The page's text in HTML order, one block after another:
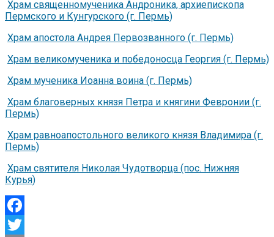
Храм священномученика Андроника, архиепископа
Пермского и Кунгурского (г. Пермь)
Храм апостола Андрея Первозванного (г. Пермь)
Храм великомученика и победоносца Георгия (г. Пермь)
Храм мученика Иоанна воина (г. Пермь)
Храм благоверных князя Петра и княгини Февронии (г.
Пермь)
Храм равноапостольного великого князя Владимира (г.
Пермь)
Храм святителя Николая Чудотворца (пос. Нижняя
Курья)
Facebook